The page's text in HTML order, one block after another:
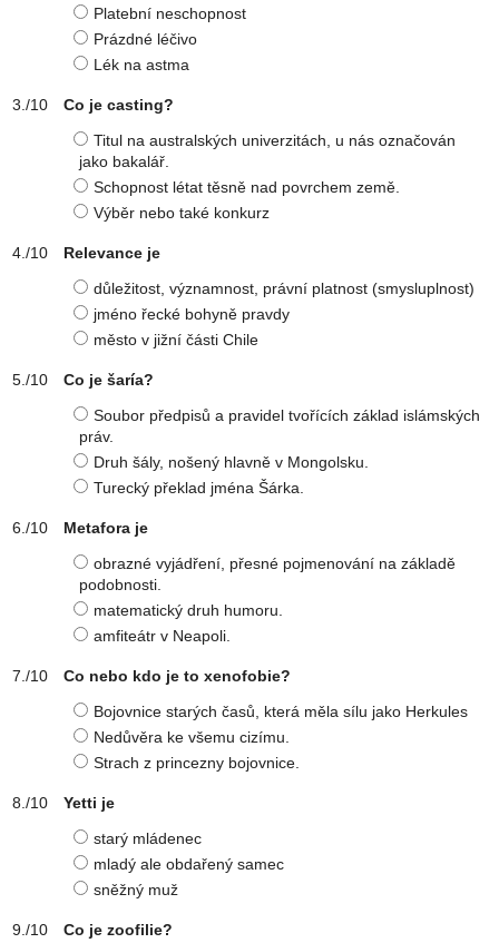
Platební neschopnost
Prázdné léčivo
Lék na astma
Co je casting?
Titul na australských univerzitách, u nás označován
jako bakalář.
Schopnost létat těsně nad povrchem země.
Výběr nebo také konkurz
Relevance je
důležitost, významnost, právní platnost (smysluplnost)
jméno řecké bohyně pravdy
město v jižní části Chile
Co je šaría?
Soubor předpisů a pravidel tvořících základ islámských
práv.
Druh šály, nošený hlavně v Mongolsku.
Turecký překlad jména Šárka.
Metafora je
obrazné vyjádření, přesné pojmenování na základě
podobnosti.
matematický druh humoru.
amfiteátr v Neapoli.
Co nebo kdo je to xenofobie?
Bojovnice starých časů, která měla sílu jako Herkules
Nedůvěra ke všemu cizímu.
Strach z princezny bojovnice.
Yetti je
starý mládenec
mladý ale obdařený samec
sněžný muž
Co je zoofilie?